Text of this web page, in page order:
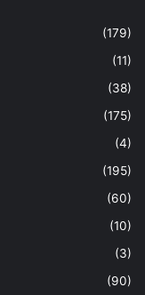
(179)
(11)
(38)
(175)
(4)
(195)
(60)
(10)
(3)
(90)